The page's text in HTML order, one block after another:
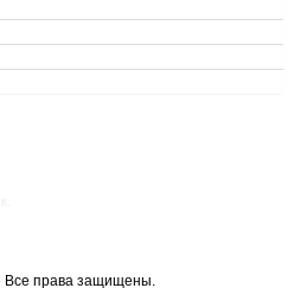
права защищены.